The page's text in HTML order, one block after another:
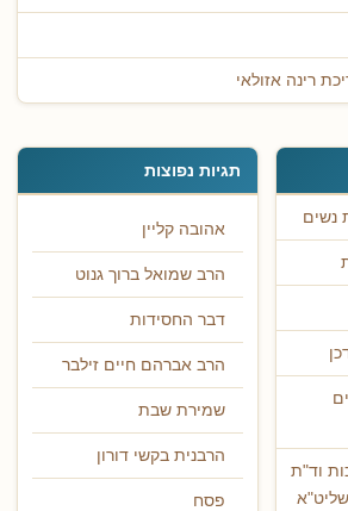
רינה אזולאי
נשים
וד"ת
תגיות נפוצות
אהובה קליין
הרב שמואל ברוך גנוט
דבר החסידות
הרב אברהם חיים זילבר
שמירת שבת
הרבנית בקשי דורון
פסח